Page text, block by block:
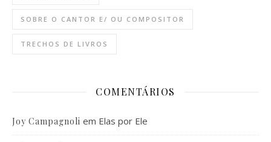
SOBRE O CANTOR E/ OU COMPOSITOR
TRECHOS DE LIVROS
COMENTÁRIOS
Joy Campagnoli em Elas por Ele